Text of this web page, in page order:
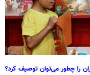
را چطور می‌توان توصیف کرد؟